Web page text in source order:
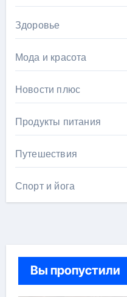
Здоровье
Мода и красота
Новости плюс
Продукты питания
Путешествия
Спорт и йога
Вы пропустили